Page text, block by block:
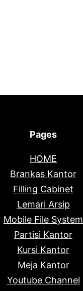
Pages
HOME
Brankas Kantor
Filling Cabinet
Lemari Arsip
Mobile File System
Partisi Kantor
Kursi Kantor
Meja Kantor
Youtube Channel